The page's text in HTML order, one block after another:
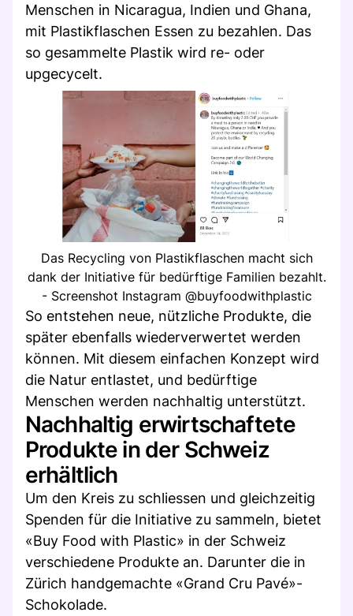
Menschen in Nicaragua, Indien und Ghana,
mit Plastikflaschen Essen zu bezahlen. Das
so gesammelte Plastik wird re- oder
upgecycelt.
Das Recycling von Plastikflaschen macht sich
dank der Initiative für bedürftige Familien bezahlt.
- Screenshot Instagram @buyfoodwithplastic
So entstehen neue, nützliche Produkte, die
später ebenfalls wiederverwertet werden
können. Mit diesem einfachen Konzept wird
die Natur entlastet, und bedürftige
Menschen werden nachhaltig unterstützt.
Nachhaltig erwirtschaftete
Produkte in der Schweiz
erhältlich
Um den Kreis zu schliessen und gleichzeitig
Spenden für die Initiative zu sammeln, bietet
«Buy Food with Plastic» in der Schweiz
verschiedene Produkte an. Darunter die in
Zürich handgemachte «Grand Cru Pavé»-
Schokolade.